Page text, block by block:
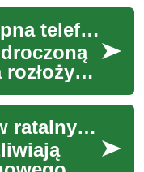
Jak działa opcja kupna telefonu z odroczoną płatnością
raty
od razu.
Porównanie planów ratalnych dla nowych urządzeń mobilnych